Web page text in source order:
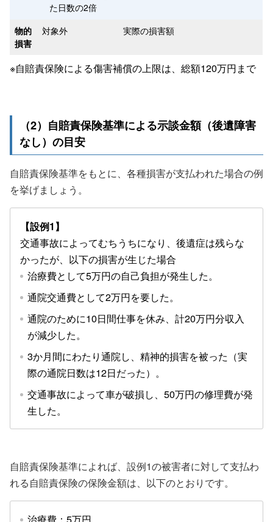
た日数の2倍
物的
損害
対象外 実際の損害額
※自賠責保険による傷害補償の上限は、総額120万円まで
（2）自賠責保険基準による示談金額（後遺障害
なし）の目安
自賠責保険基準をもとに、各種損害が支払われた場合の例
を挙げましょう。
【設例1】
交通事故によってむちうちになり、後遺症は残らな
かったが、以下の損害が生じた場合
治療費として5万円の自己負担が発生した。
通院交通費として2万円を要した。
通院のために10日間仕事を休み、計20万円分収入
が減少した。
3か月間にわたり通院し、精神的損害を被った（実
際の通院日数は12日だった）。
交通事故によって車が破損し、50万円の修理費が発
生した。
自賠責保険基準によれば、設例1の被害者に対して支払わ
れる自賠責保険の保険金額は、以下のとおりです。
治療費：5万円